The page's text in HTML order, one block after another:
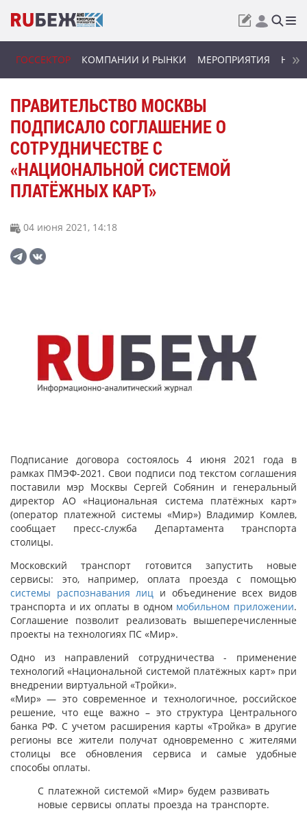
ГОССЕКТОР КОМПАНИИ И РЫНКИ МЕРОПРИЯТИЯ
ПРАВИТЕЛЬСТВО МОСКВЫ
ПОДПИСАЛО СОГЛАШЕНИЕ О
СОТРУДНИЧЕСТВЕ С
«НАЦИОНАЛЬНОЙ СИСТЕМОЙ
ПЛАТЁЖНЫХ КАРТ»
04 июня 2021, 14:18
Подписание договора состоялось 4 июня 2021 года в
рамках ПМЭФ-2021. Свои подписи под текстом соглашения
поставили мэр Москвы Сергей Собянин и генеральный
директор АО «Национальная система платёжных карт»
(оператор платежной системы «Мир») Владимир Комлев,
сообщает пресс-служба Департамента транспорта
столицы.
Московский транспорт готовится запустить новые
сервисы: это, например, оплата проезда с помощью
системы распознавания лиц и объединение всех видов
транспорта и их оплаты в одном мобильном приложении.
Соглашение позволит реализовать вышеперечисленные
проекты на технологиях ПС «Мир».
Одно из направлений сотрудничества - применение
технологий «Национальной системой платёжных карт» при
внедрении виртуальной «Тройки».
«Мир» — это современное и технологичное, российское
решение, что еще важно – это структура Центрального
банка РФ. С учетом расширения карты «Тройка» в другие
регионы все жители получат одновременно с жителями
столицы все обновления сервиса и самые удобные
способы оплаты.
С платежной системой «Мир» будем развивать
новые сервисы оплаты проезда на транспорте.